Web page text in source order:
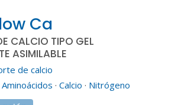
Ca
CALCIO TIPO GEL
ASIMILABLE
de calcio
Aminoácidos · Calcio · Nitrógeno